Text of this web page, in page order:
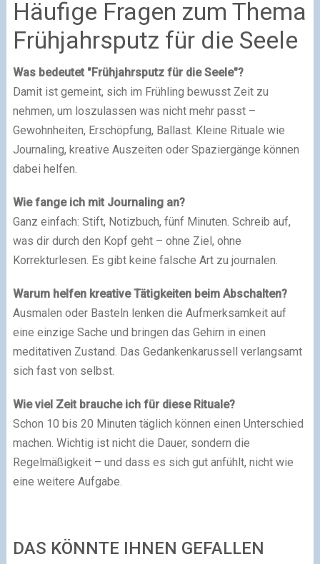
Häufige Fragen zum Thema
Frühjahrsputz für die Seele
Was bedeutet "Frühjahrsputz für die Seele"?
Damit ist gemeint, sich im Frühling bewusst Zeit zu
nehmen, um loszulassen was nicht mehr passt –
Gewohnheiten, Erschöpfung, Ballast. Kleine Rituale wie
Journaling, kreative Auszeiten oder Spaziergänge können
dabei helfen.
Wie fange ich mit Journaling an?
Ganz einfach: Stift, Notizbuch, fünf Minuten. Schreib auf,
was dir durch den Kopf geht – ohne Ziel, ohne
Korrekturlesen. Es gibt keine falsche Art zu journalen.
Warum helfen kreative Tätigkeiten beim Abschalten?
Ausmalen oder Basteln lenken die Aufmerksamkeit auf
eine einzige Sache und bringen das Gehirn in einen
meditativen Zustand. Das Gedankenkarussell verlangsamt
sich fast von selbst.
Wie viel Zeit brauche ich für diese Rituale?
Schon 10 bis 20 Minuten täglich können einen Unterschied
machen. Wichtig ist nicht die Dauer, sondern die
Regelmäßigkeit – und dass es sich gut anfühlt, nicht wie
eine weitere Aufgabe.
DAS KÖNNTE IHNEN GEFALLEN